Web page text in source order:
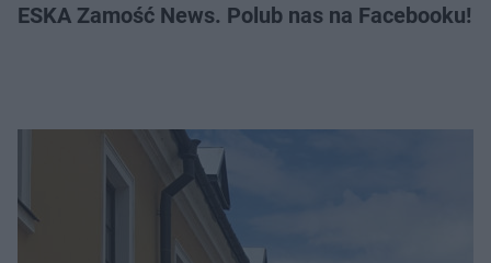
ESKA Zamość News. Polub nas na Facebooku!